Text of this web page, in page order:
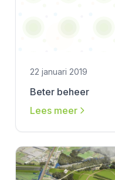
22 januari 2019
Beter beheer
Lees meer